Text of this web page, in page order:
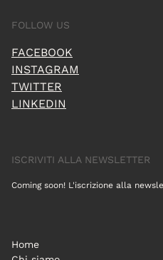
FOLLOW US
FACEBOOK
INSTAGRAM
TWITTER
LINKEDIN
ISCRIVITI ALLA NEWSLETTER
Coming soon! L'iscrizione alla
Home